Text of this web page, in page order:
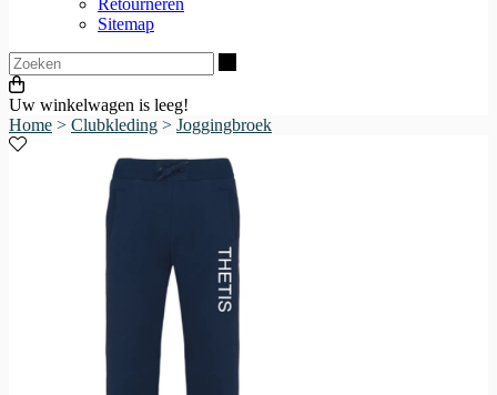
Retourneren
Sitemap
Uw winkelwagen is leeg!
Home > Clubkleding > Joggingbroek